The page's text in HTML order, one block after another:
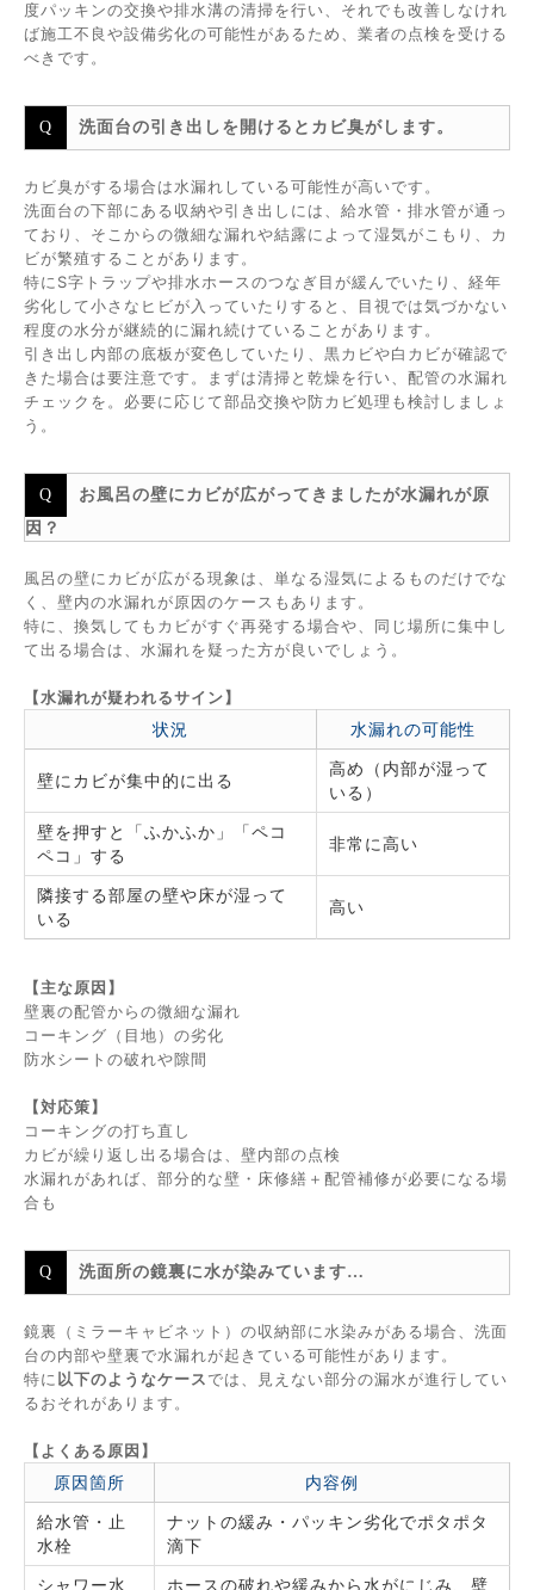
度パッキンの交換や排水溝の清掃を行い、それでも改善しなけれ
ば施工不良や設備劣化の可能性があるため、業者の点検を受ける
べきです。
洗面台の引き出しを開けるとカビ臭がします。
カビ臭がする場合は水漏れしている可能性が高いです。
洗面台の下部にある収納や引き出しには、給水管・排水管が通っ
ており、そこからの微細な漏れや結露によって湿気がこもり、カ
ビが繁殖することがあります。
特にS字トラップや排水ホースのつなぎ目が緩んでいたり、経年
劣化して小さなヒビが入っていたりすると、目視では気づかない
程度の水分が継続的に漏れ続けていることがあります。
引き出し内部の底板が変色していたり、黒カビや白カビが確認で
きた場合は要注意です。まずは清掃と乾燥を行い、配管の水漏れ
チェックを。必要に応じて部品交換や防カビ処理も検討しましょ
う。
お風呂の壁にカビが広がってきましたが水漏れが原
因？
風呂の壁にカビが広がる現象は、単なる湿気によるものだけでな
く、壁内の水漏れが原因のケースもあります。
特に、換気してもカビがすぐ再発する場合や、同じ場所に集中し
て出る場合は、水漏れを疑った方が良いでしょう。
【水漏れが疑われるサイン】
状況 水漏れの可能性
壁にカビが集中的に出る
高め（内部が湿って
いる）
壁を押すと「ふかふか」「ペコ
ペコ」する
非常に高い
隣接する部屋の壁や床が湿って
いる
高い
【主な原因】
壁裏の配管からの微細な漏れ
コーキング（目地）の劣化
防水シートの破れや隙間
【対応策】
コーキングの打ち直し
カビが繰り返し出る場合は、壁内部の点検
水漏れがあれば、部分的な壁・床修繕＋配管補修が必要になる場
合も
洗面所の鏡裏に水が染みています…
鏡裏（ミラーキャビネット）の収納部に水染みがある場合、洗面
台の内部や壁裏で水漏れが起きている可能性があります。
特に 以下のようなケースでは、見えない部分の漏水が進行してい
るおそれがあります。
【よくある原因】
原因箇所
内容例
給水管・止
水栓
ナットの緩み・パッキン劣化でポタポタ
滴下
シャワー水
ホースの破れや緩みから水がにじみ、壁